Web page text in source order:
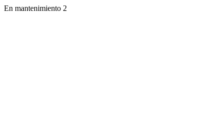
En mantenimiento 2